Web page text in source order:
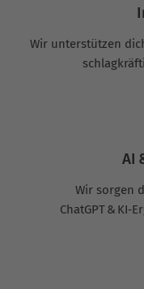
Wir unterstützen
AI
Wir sorgen
ChatGPT &